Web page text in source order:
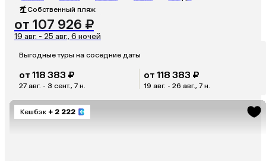
Собственный пляж
от 107 926 ₽
19 авг. - 25 авг., 6 ночей
Выгодные туры на соседние даты
от 118 383 ₽
27 авг. - 3 сент., 7 н.
от 118 383 ₽
19 авг. - 26 авг., 7 н.
Кешбэк + 2 222